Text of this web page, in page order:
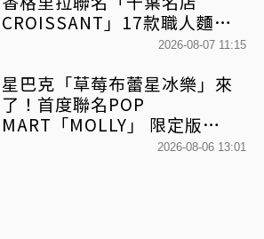
CROISSANT」17款職人麵包
2026-08-07 11:15
星巴克「草莓布蕾星冰樂」來
了！首度聯名POP
MART「MOLLY」 限定版
「MOLLYｘBearista小熊杯」
2026-08-06 13:01